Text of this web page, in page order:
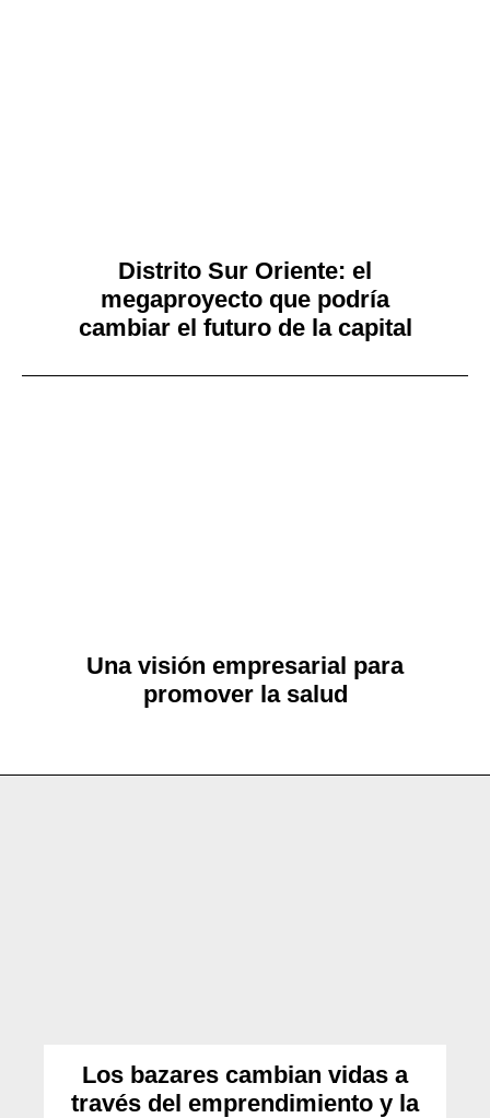
Distrito Sur Oriente: el
megaproyecto que podría
cambiar el futuro de la capital
Una visión empresarial para
promover la salud
Los bazares cambian vidas a
través del emprendimiento y la